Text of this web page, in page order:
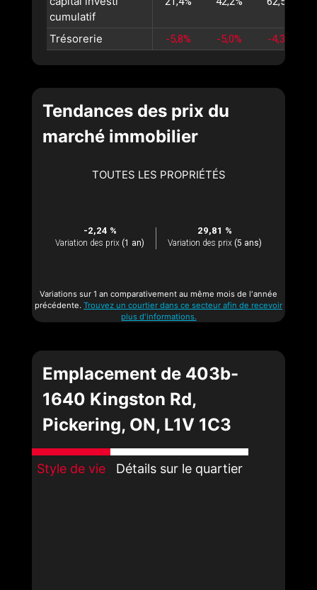
cumulatif
Trésorerie -5,8% -5,0% -4,3%
Tendances des prix du
marché immobilier
TOUTES LES PROPRIÉTÉS
-2,24 %
Variation des prix (1 an)
29,81 %
Variation des prix (5 ans)
Variations sur 1 an comparativement au même mois de l'année
précédente. Trouvez un courtier dans ce secteur afin de recevoir
plus d'informations.
Emplacement de 403b-
1640 Kingston Rd,
Pickering, ON, L1V 1C3
Style de vie Détails sur le quartier